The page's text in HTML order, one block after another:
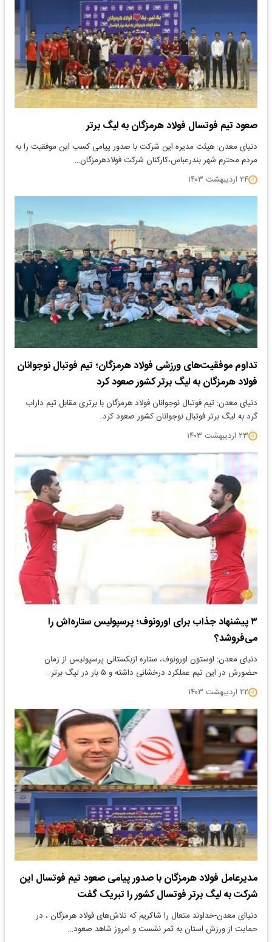
صعود تیم فوتسال فولاد هرمزگان به لیگ برتر
دنیای معدن: هیئت مدیره این شرکت با صدور پیامی کسب این موفقیت را به
مردم محترم شهر بندرعباس،کارکنان شرکت فولادهرمزگان…
۲۴ اردیبهشت ۱۴۰۳
تداوم موفقیت‌های ورزشی فولاد هرمزگان؛ تیم فوتبال نوجوانان
فولاد هرمزگان به لیگ برتر کشور صعود کرد
دنیای معدن: تیم فوتبال نوجوانان فولاد هرمزگان با برتری مقابل تیم داراب
گرد به لیگ برتر فوتبال نوجوانان کشور صعود کرد.
۲۳ اردیبهشت ۱۴۰۳
۳ پیشنهاد جذاب برای اورونوف؛ پرسپولیس ستاره‌اش را
می‌فروشد؟
دنیای معدن: اوستون اورونوف، ستاره ازبکستانی پرسپولیس از زمان
حضورش در این تیم عملکرد درخشانی داشته و ۵ بار در لیگ برتر…
۲۲ اردیبهشت ۱۴۰۳
مدیرعامل فولاد هرمزگان با صدور پیامی صعود تیم فوتسال این
شرکت به لیگ برتر فوتسال کشور را تبریک گفت
دنیاای معدن-خداوند متعال را شاکریم که تلاش‌های فولاد هرمزگان ، در
حمایت از ورزش استان به ثمر نشست و امروز شاهد صعود…